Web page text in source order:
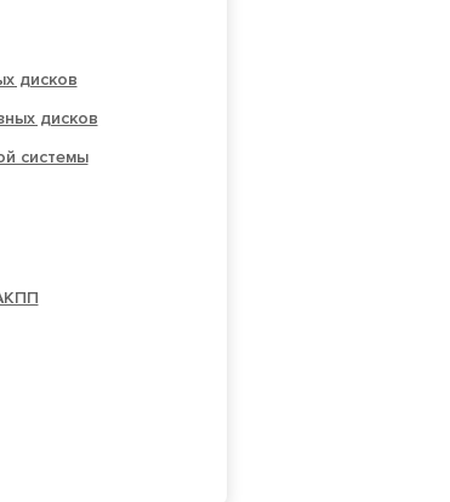
дисков
дисков
системы